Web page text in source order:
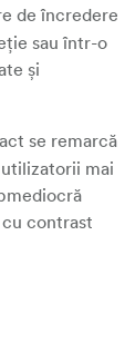
de încredere
sau într-o
și
se remarcă
mai
contrast